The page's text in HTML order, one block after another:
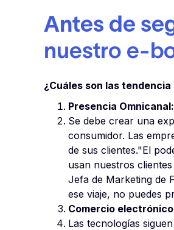
Antes de
nuestro e-
¿Cuáles son las
Presencia Omnicanal:
Se debe crear una
consumidor. Las
de sus clientes."El
usan nuestros
Jefa de Marketing de
ese viaje, no puedes
Comercio
Las tecnologías